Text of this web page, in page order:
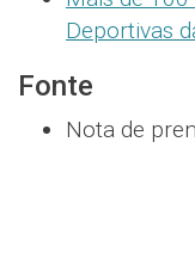
Deportivas
Fonte
Nota de